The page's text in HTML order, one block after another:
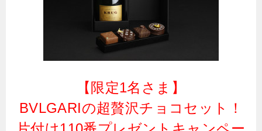
【限定1名さま】
BVLGARIの超贅沢チョコセット！